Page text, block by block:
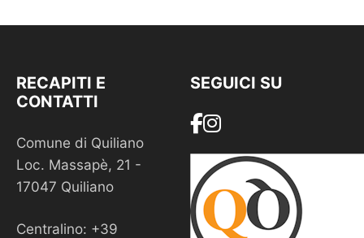
RECAPITI E
CONTATTI
Comune di Quiliano
Loc. Massapè, 21 -
17047 Quiliano
Centralino: +39
SEGUICI SU